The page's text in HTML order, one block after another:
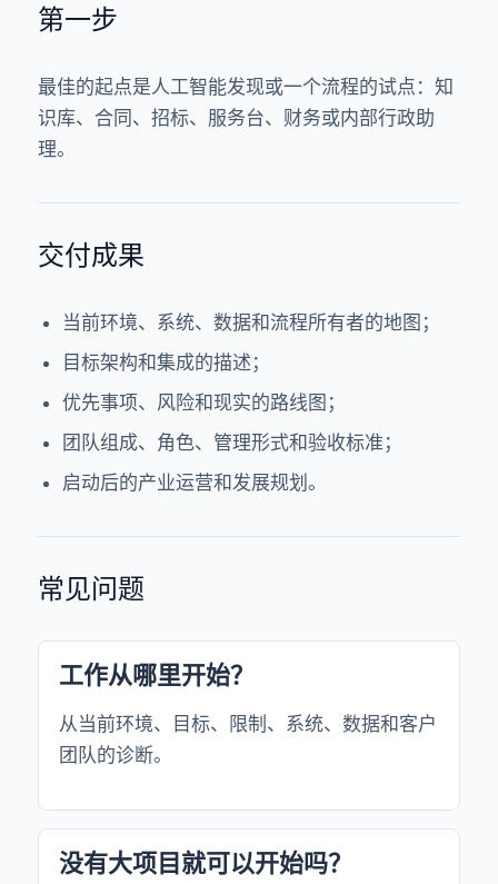
第一步
最佳的起点是人工智能发现或一个流程的试点：知
识库、合同、招标、服务台、财务或内部行政助
理。
交付成果
当前环境、系统、数据和流程所有者的地图；
目标架构和集成的描述；
优先事项、风险和现实的路线图；
团队组成、角色、管理形式和验收标准；
启动后的产业运营和发展规划。
常见问题
工作从哪里开始？
从当前环境、目标、限制、系统、数据和客户
团队的诊断。
没有大项目就可以开始吗？